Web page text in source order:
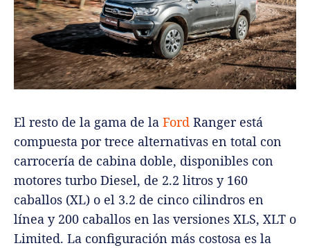
El resto de la gama de la Ford Ranger está
compuesta por trece alternativas en total con
carrocería de cabina doble, disponibles con
motores turbo Diesel, de 2.2 litros y 160
caballos (XL) o el 3.2 de cinco cilindros en
línea y 200 caballos en las versiones XLS, XLT o
Limited. La configuración más costosa es la